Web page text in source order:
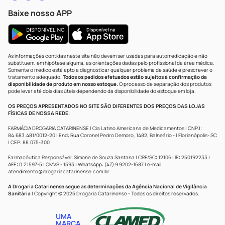
Baixe nosso APP
As informações contidas neste site não devem ser usadas para automedicação e não
substituem, em hipótese alguma, as orientações dadas pelo profissional da área médica.
Somente o médico está apto a diagnosticar qualquer problema de saúde e prescrever o
tratamento adequado. Todos os pedidos efetuados estão sujeitos à confirmação da
disponibilidade de produto em nosso estoque. O processo de separação dos produtos
pode levar até dois dias úteis dependendo da disponibilidade do estoque em loja.
OS PREÇOS APRESENTADOS NO SITE SÃO DIFERENTES DOS PREÇOS DAS LOJAS
FÍSICAS DE NOSSA REDE.
FARMÁCIA DROGARIA CATARINENSE | Cia Latino Americana de Medicamentos | CNPJ:
84.683.481/0012-20 | End: Rua Coronel Pedro Demoro, 1482, Balneário - | Florianópolis- SC
| CEP: 88.075-300
Farmacêutica Responsável: Simone de Souza Santana | CRF/SC: 12106 | IE: 250192233 |
AFE: 0.21597-5 | CMVS - 1593 | WhatsApp: (47) 9 9202-1687 | e-mail:
atendimento@drogariacatarinense.com.br.
A Drogaria Catarinense segue as determinações da Agência Nacional de Vigilância
Sanitária | Copyright © 2025 Drogaria Catarinense - Todos os direitos reservados.
UMA